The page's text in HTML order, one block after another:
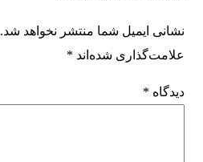
نشانی ایمیل شما منتشر نخواهد شد.
علامت‌گذاری شده‌اند *
دیدگاه *